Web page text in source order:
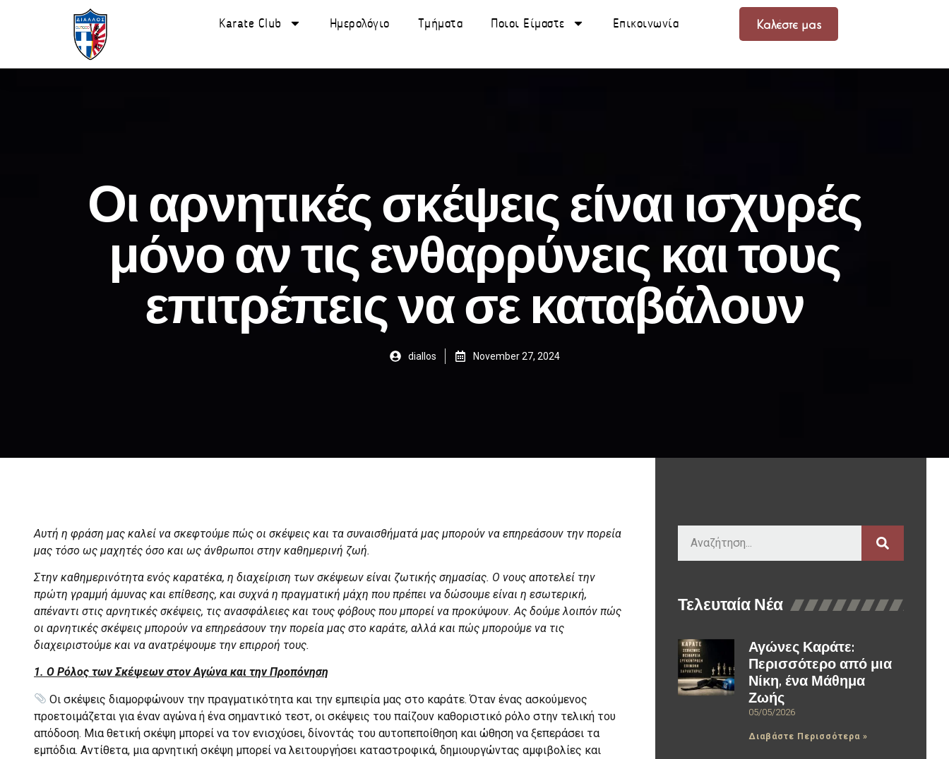
Karate Club Ημερολόγιο Τμήματα Ποιοι Είμαστε Επικοινωνία Καλέστε μας
Οι αρνητικές σκέψεις είναι ισχυρές
μόνο αν τις ενθαρρύνεις και τους
επιτρέπεις να σε καταβάλουν
diallos November 27, 2024
Αυτή η φράση μας καλεί να σκεφτούμε πώς οι σκέψεις και τα συναισθήματά μας μπορούν να επηρεάσουν την πορεία
μας τόσο ως μαχητές όσο και ως άνθρωποι στην καθημερινή ζωή.
Στην καθημερινότητα ενός καρατέκα, η διαχείριση των σκέψεων είναι ζωτικής σημασίας. Ο νους αποτελεί την
πρώτη γραμμή άμυνας και επίθεσης, και συχνά η πραγματική μάχη που πρέπει να δώσουμε είναι η εσωτερική,
απέναντι στις αρνητικές σκέψεις, τις ανασφάλειες και τους φόβους που μπορεί να προκύψουν. Ας δούμε λοιπόν πώς
οι αρνητικές σκέψεις μπορούν να επηρεάσουν την πορεία μας στο καράτε, αλλά και πώς μπορούμε να τις
διαχειριστούμε και να ανατρέψουμε την επιρροή τους.
1. Ο Ρόλος των Σκέψεων στον Αγώνα και την Προπόνηση
Οι σκέψεις διαμορφώνουν την πραγματικότητα και την εμπειρία μας στο καράτε. Όταν ένας ασκούμενος
προετοιμάζεται για έναν αγώνα ή ένα σημαντικό τεστ, οι σκέψεις του παίζουν καθοριστικό ρόλο στην τελική του
απόδοση. Μια θετική σκέψη μπορεί να τον ενισχύσει, δίνοντάς του αυτοπεποίθηση και ώθηση να ξεπεράσει τα
εμπόδια. Αντίθετα, μια αρνητική σκέψη μπορεί να λειτουργήσει καταστροφικά, δημιουργώντας αμφιβολίες και
Τελευταία Νέα
Αγώνες Καράτε:
Περισσότερο από μια
Νίκη, ένα Μάθημα
Ζωής
05/05/2026
Διαβάστε Περισσότερα »